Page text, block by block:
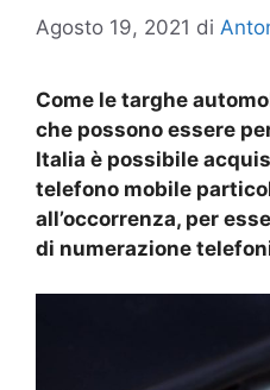
Agosto 19, 2021 di
Come le targhe
che possono essere
Italia è possibile
telefono mobile
all’occorrenza, per
di numerazione